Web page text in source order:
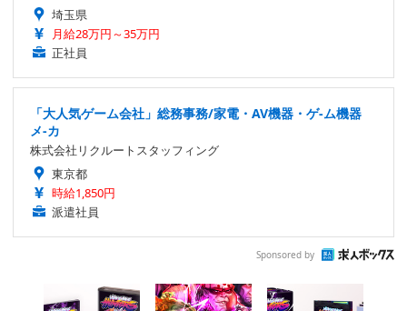
埼玉県
月給28万円～35万円
正社員
「大人気ゲーム会社」総務事務/家電・AV機器・ゲ-ム機器
メ-カ
株式会社リクルートスタッフィング
東京都
時給1,850円
派遣社員
Sponsored by